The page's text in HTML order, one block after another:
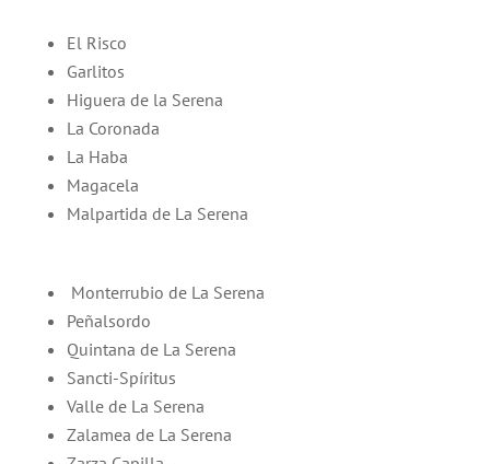
El Risco
Garlitos
Higuera de la Serena
La Coronada
La Haba
Magacela
Malpartida de La Serena
Monterrubio de La Serena
Peñalsordo
Quintana de La Serena
Sancti-Spíritus
Valle de La Serena
Zalamea de La Serena